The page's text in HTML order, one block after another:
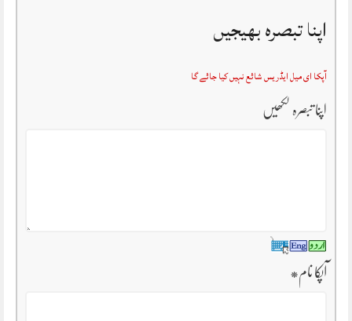
اپنا تبصرہ بھیجیں
آپکا ای میل ایڈریس شائع نہیں کیا جائے گا
اپنا تبصرہ لکھیں
آپکا نام*